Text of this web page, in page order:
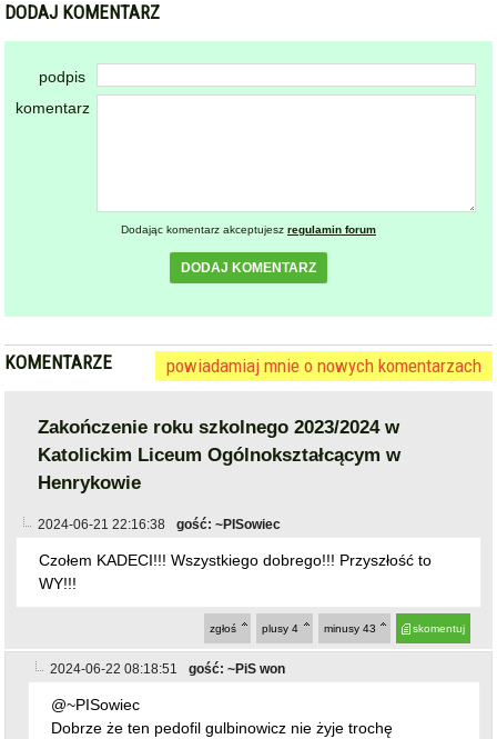
DODAJ KOMENTARZ
podpis
komentarz
Dodając komentarz akceptujesz regulamin forum
DODAJ KOMENTARZ
KOMENTARZE powiadamiaj mnie o nowych komentarzach
Zakończenie roku szkolnego 2023/2024 w
Katolickim Liceum Ogólnokształcącym w
Henrykowie
2024-06-21 22:16:38 gość: ~PISowiec
Czołem KADECI!!! Wszystkiego dobrego!!! Przyszłość to
WY!!!
skomentuj
minusy 43
plusy 4
zgłoś
2024-06-22 08:18:51 gość: ~PiS won
@~PISowiec
Dobrze że ten pedofil gulbinowicz nie żyje trochę